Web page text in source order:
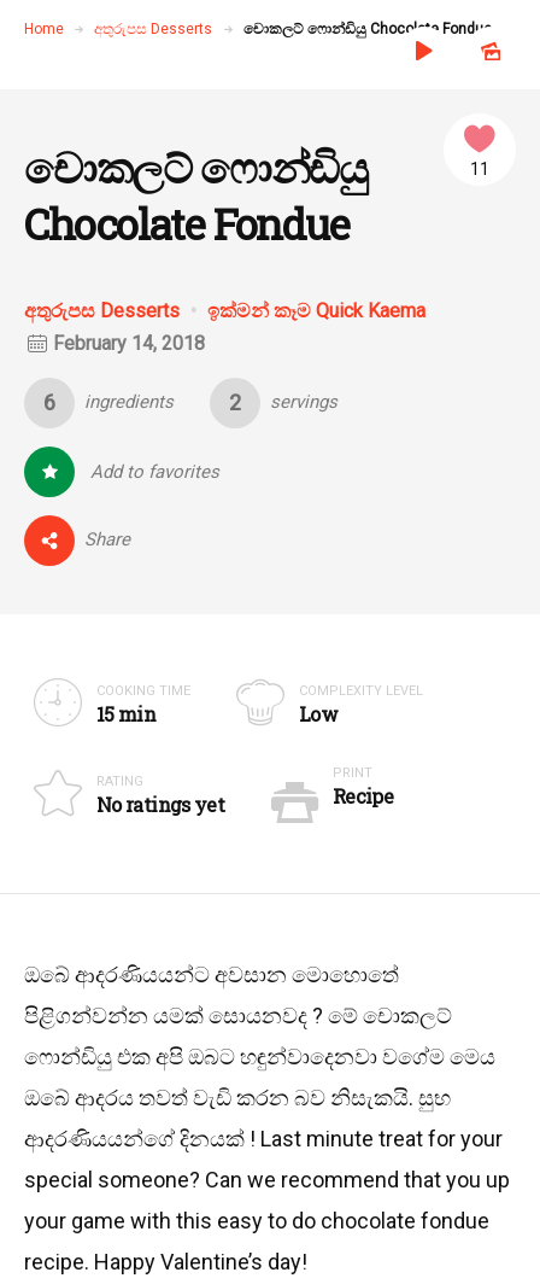
Home අතුරුපස Desserts චොකලට් ෆොන්ඩියු Chocolate Fondue
චොකලට් ෆොන්ඩියු
Chocolate Fondue
අතුරුපස Desserts
ඉක්මන් කෑම Quick Kaema
February 14, 2018
6 ingredients 2 servings
Add to favorites
Share
11
COOKING TIME
15 min
COMPLEXITY LEVEL
Low
RATING
No ratings yet
PRINT
Recipe
ඔබේ ආදරණියයන්ට අවසාන මොහොතේ
පිළිගන්වන්න යමක් සොයනවද ? මේ චොකලට්
ෆොන්ඩියු එක අපි ඔබට හඳුන්වාදෙනවා වගේම මෙය
ඔබේ ආදරය තවත් වැඩි කරන බව නිසැකයි. සුභ
ආදරණියයන්ගේ දිනයක් ! Last minute treat for your
special someone? Can we recommend that you up
your game with this easy to do chocolate fondue
recipe. Happy Valentine’s day!